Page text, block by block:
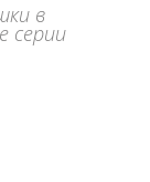
в
серии